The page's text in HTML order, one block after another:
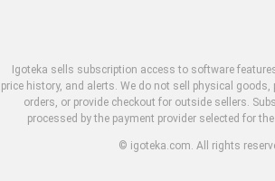
Igoteka sells subscription access to software
price history, and alerts. We do not sell physical goods,
orders, or provide checkout for outside sellers.
processed by the payment provider selected for
© igoteka.com. All rights